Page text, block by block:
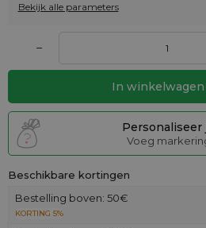
Bekijk alle parameters
–
In winkelwagen
Personaliseer
Voeg
Beschikbare kortingen
Bestelling boven: 50€
KORTING 5%